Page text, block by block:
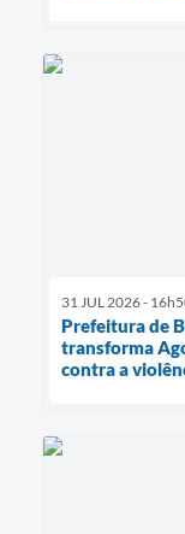
31 JUL 2026 -
Prefeitura de
transforma
contra a